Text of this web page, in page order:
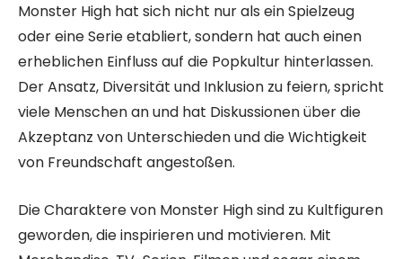
Monster High hat sich nicht nur als ein Spielzeug
oder eine Serie etabliert, sondern hat auch einen
erheblichen Einfluss auf die Popkultur hinterlassen.
Der Ansatz, Diversität und Inklusion zu feiern, spricht
viele Menschen an und hat Diskussionen über die
Akzeptanz von Unterschieden und die Wichtigkeit
von Freundschaft angestoßen.
Die Charaktere von Monster High sind zu Kultfiguren
geworden, die inspirieren und motivieren. Mit